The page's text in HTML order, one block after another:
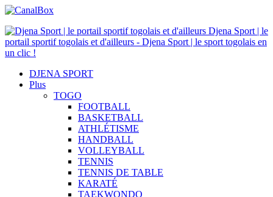
Djena Sport | le
portail sportif togolais et d'ailleurs - Djena Sport | le sport togolais en
un clic !
DJENA SPORT
Plus
TOGO
FOOTBALL
BASKETBALL
ATHLÉTISME
HANDBALL
VOLLEYBALL
TENNIS
TENNIS DE TABLE
KARATÉ
TAEKWONDO